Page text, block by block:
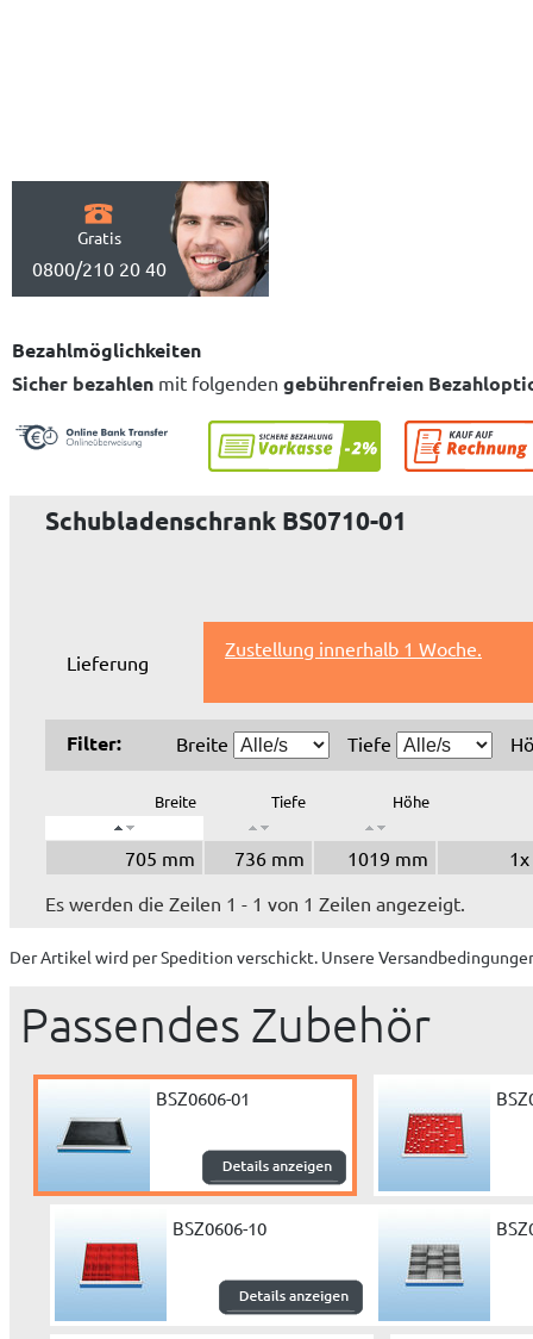
Gratis
0800/210 20 40
Bezahlmöglichkeiten
Sicher bezahlen mit folgenden gebührenfreien
Schubladenschrank BS0710-01
Lieferung
Zustellung innerhalb 1 Woche.
Filter: Breite Tiefe
Breite Tiefe Höhe
705 mm 736 mm 1019 mm
Es werden die Zeilen 1 - 1 von 1 Zeilen angezeigt.
Der Artikel wird per Spedition verschickt. Unsere
Passendes Zubehör
BSZ0606-01
BSZ0606-10